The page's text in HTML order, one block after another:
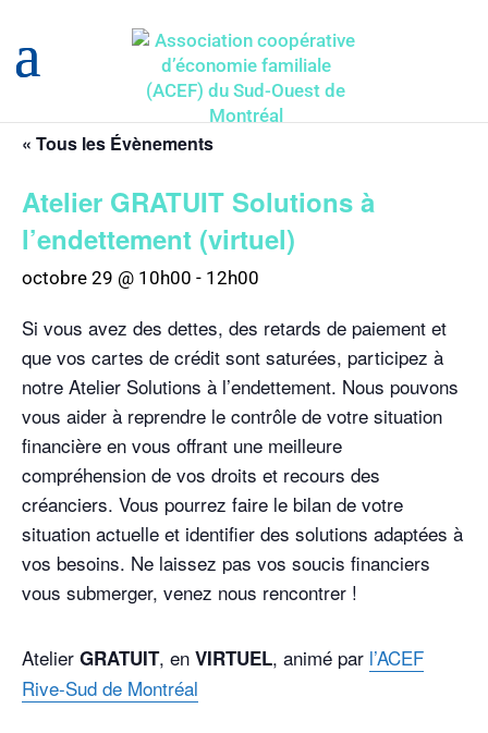
« Tous les Évènements
Atelier GRATUIT Solutions à
l’endettement (virtuel)
octobre 29 @ 10h00 - 12h00
Si vous avez des dettes, des retards de paiement et
que vos cartes de crédit sont saturées, participez à
notre Atelier Solutions à l’endettement. Nous pouvons
vous aider à reprendre le contrôle de votre situation
financière en vous offrant une meilleure
compréhension de vos droits et recours des
créanciers. Vous pourrez faire le bilan de votre
situation actuelle et identifier des solutions adaptées à
vos besoins. Ne laissez pas vos soucis financiers
vous submerger, venez nous rencontrer !
Atelier GRATUIT, en VIRTUEL, animé par l’ACEF
Rive-Sud de Montréal